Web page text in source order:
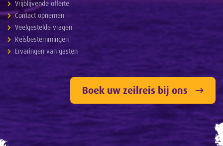
Vrijblijvende offerte
Contact opnemen
Veelgestelde vragen
Reisbestemmingen
Ervaringen van gasten
Boek uw zeilreis bij ons